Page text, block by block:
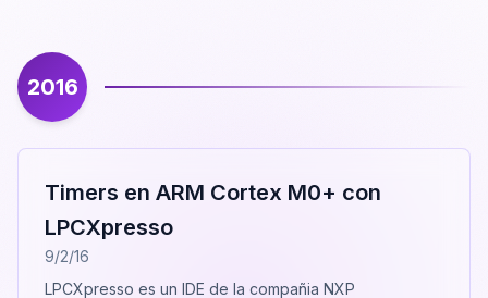
2016
Timers en ARM Cortex M0+ con
LPCXpresso
9/2/16
LPCXpresso es un IDE de la compañia NXP